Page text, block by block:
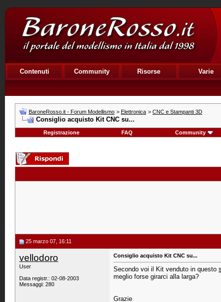
Contenuti Community Risorse Varie
BaroneRosso.it - Forum Modellismo > Elettronica > CNC e Stampanti 3D
Consiglio acquisto Kit CNC su...
Registrazione FAQ Community
25 marzo 07, 16:11
vellodoro
User
Data registr.: 02-08-2003
Messaggi: 280
Consiglio acquisto Kit CNC su...
Secondo voi il Kit venduto in questo
meglio forse girarci alla larga?
Grazie